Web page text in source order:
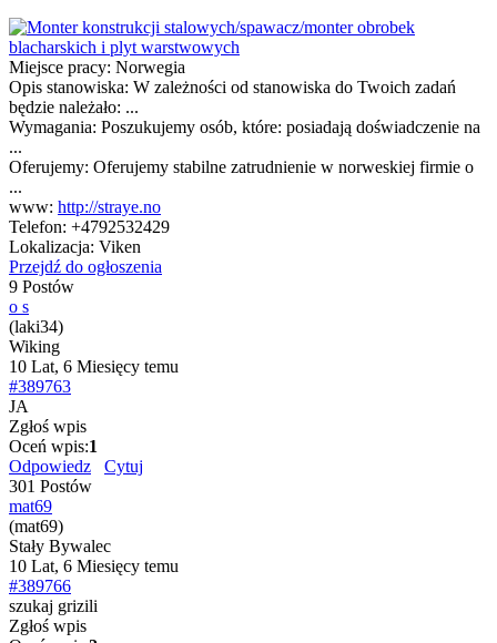
Miejsce pracy: Norwegia
Opis stanowiska: W zależności od stanowiska do Twoich zadań
będzie należało: ...
Wymagania: Poszukujemy osób, które: posiadają doświadczenie na
...
Oferujemy: Oferujemy stabilne zatrudnienie w norweskiej firmie o
...
www: http://straye.no
Telefon: +4792532429
Lokalizacja: Viken
Przejdź do ogłoszenia
9 Postów
o s
(laki34)
Wiking
10 Lat, 6 Miesięcy temu
#389763
JA
Zgłoś wpis
Oceń wpis:1
Odpowiedz
Cytuj
301 Postów
mat69
(mat69)
Stały Bywalec
10 Lat, 6 Miesięcy temu
#389766
szukaj grizili
Zgłoś wpis